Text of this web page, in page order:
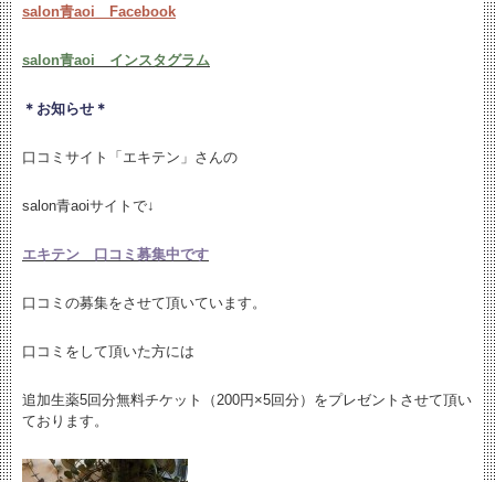
salon青aoi Facebook
salon青aoi インスタグラム
＊お知らせ＊
口コミサイト「エキテン」さんの
salon青aoiサイトで↓
エキテン 口コミ募集中です
口コミの募集をさせて頂いています。
口コミをして頂いた方には
追加生薬5回分無料チケット（200円×5回分）をプレゼントさせて頂い
ております。